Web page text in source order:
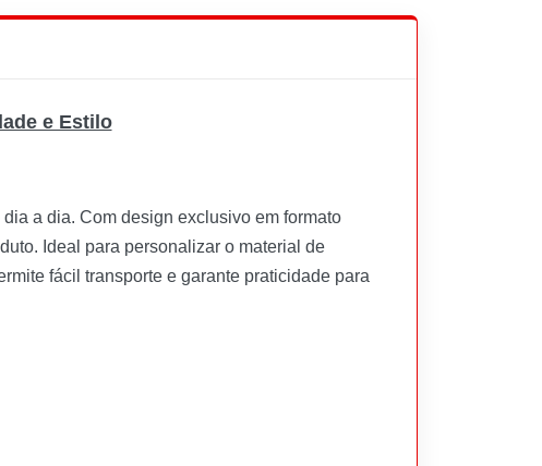
e Estilo
a dia. Com design exclusivo em formato
Ideal para personalizar o material de
fácil transporte e garante praticidade para